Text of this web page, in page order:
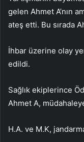
gelen Ahmet A’nın
ateş etti. Bu sırada
İhbar üzerine olay
edildi.
Sağlık ekiplerince
Ahmet A,
H.A. ve M.K,